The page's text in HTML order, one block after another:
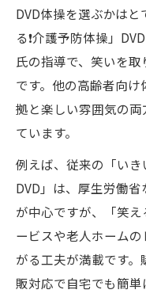
DVD体操を選ぶかは
る❗️介護予防体操」
氏の指導で、笑いを
です。他の高齢者向
拠と楽しい雰囲気の
ています。
例えば、従来の「い
DVD」は、厚生労働
が中心ですが、「笑え
ービスや老人ホーム
がる工夫が満載です
販対応で自宅でも簡単